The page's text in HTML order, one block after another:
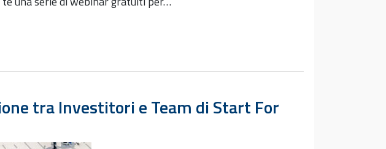
tra Investitori e Team di Start For